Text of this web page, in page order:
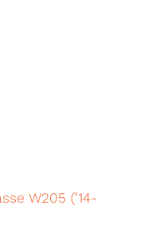
W205 (’14-